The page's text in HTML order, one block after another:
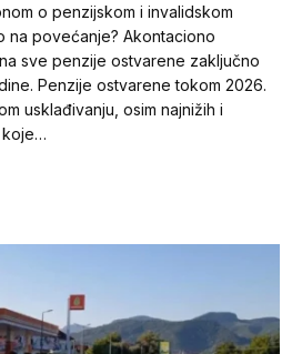
o penzijskom i invalidskom
na povećanje? Akontaciono
sve penzije ostvarene zaključno
Penzije ostvarene tokom 2026.
usklađivanju, osim najnižih i
koje…